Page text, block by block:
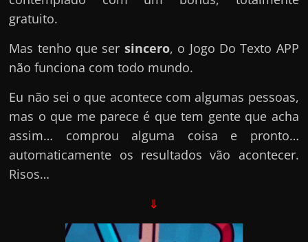
gratuito.
Mas tenho que ser sincero, o Jogo Do Texto APP
não funciona com todo mundo.
Eu não sei o que acontece com algumas pessoas,
mas o que me parece é que tem gente que acha
assim… comprou alguma coisa e pronto…
automaticamente os resultados vão acontecer.
Risos…
⇓